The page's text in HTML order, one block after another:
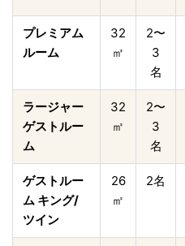
プレミアム
ルーム
32
㎡
2〜
3
名
ラージャー
ゲストルー
ム
32
㎡
2〜
3
名
ゲストルー
ム キング/
ツイン
26
㎡
2名